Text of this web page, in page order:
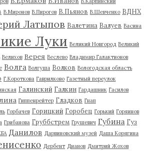
В.Миронов В.Пирогов В.Пьянов В.Шевченко ВДНХ
Латыпов Валетина Валуев Васина
Луки Великий Новгород Великий
Велихов Верея Веслево Владимир Галактионов
Волга Волгуша Волков Вологодская область
Г.Короткова Гаврилково Газетный переулок
Галинский Галкин Гардашник Гасилов
Гиппенрейтер Гладков Гнап
Горбачев Горицкий Горобец Горький Горяинов
Грибанова Груббстрем Грушевич Губина Гуз
Данилов Дарвиновский музей Даша Корягина
Дербент Дианов Дмитрий Жохов